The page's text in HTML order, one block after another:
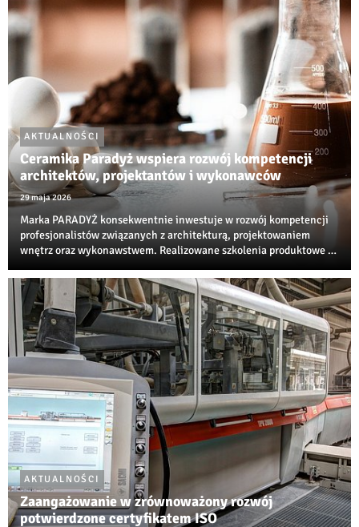
AKTUALNOŚCI
Ceramika Paradyż wspiera rozwój kompetencji
architektów, projektantów i wykonawców
29 maja 2026
Marka PARADYŻ konsekwentnie inwestuje w rozwój kompetencji
profesjonalistów związanych z architekturą, projektowaniem
wnętrz oraz wykonawstwem. Realizowane szkolenia produktowe i
edukacyjnych w branży ceramiczne...
AKTUALNOŚCI
Zaangażowanie w zrównoważony rozwój
potwierdzone certyfikatem ISO